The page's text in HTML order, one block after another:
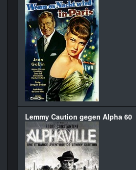
Lemmy Caution gegen Alpha 60